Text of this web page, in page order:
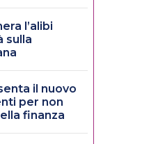
l’alibi
sulla
il nuovo
per non
finanza